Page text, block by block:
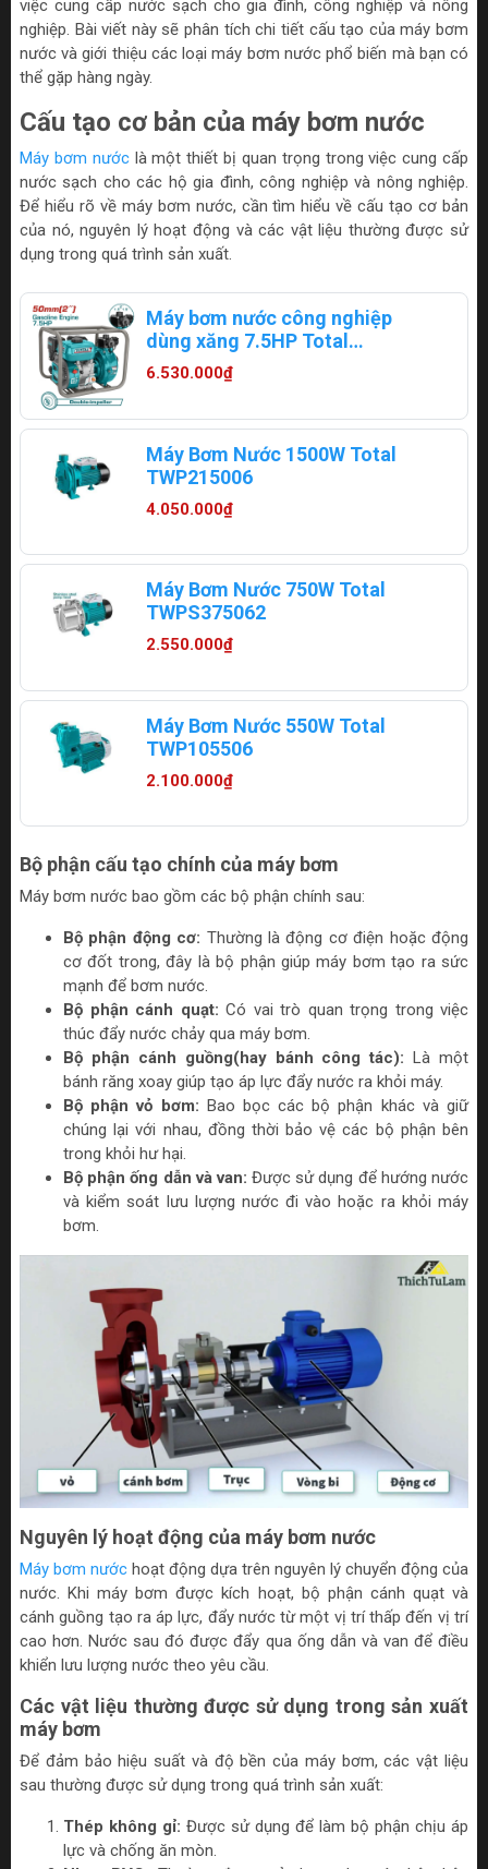
việc cung cấp nước sạch cho gia đình, công nghiệp và nông
nghiệp. Bài viết này sẽ phân tích chi tiết cấu tạo của máy bơm
nước và giới thiệu các loại máy bơm nước phổ biến mà bạn có
thể gặp hàng ngày.
Cấu tạo cơ bản của máy bơm nước
Máy bơm nướclà một thiết bị quan trọng trong việc cung cấp
nước sạch cho các hộ gia đình, công nghiệp và nông nghiệp.
Để hiểu rõ về máy bơm nước, cần tìm hiểu về cấu tạo cơ bản
của nó, nguyên lý hoạt động và các vật liệu thường được sử
dụng trong quá trình sản xuất.
Máy bơm nước công nghiệp
dùng xăng 7.5HP Total
TP3201H
6.530.000₫
Máy Bơm Nước 1500W Total
TWP215006
4.050.000₫
Máy Bơm Nước 750W Total
TWPS375062
2.550.000₫
Máy Bơm Nước 550W Total
TWP105506
2.100.000₫
Bộ phận cấu tạo chính của máy bơm
Máy bơm nước bao gồm các bộ phận chính sau:
Bộ phận động cơ: Thường là động cơ điện hoặc động
cơ đốt trong, đây là bộ phận giúp máy bơm tạo ra sức
mạnh để bơm nước.
Bộ phận cánh quạt: Có vai trò quan trọng trong việc
thúc đẩy nước chảy qua máy bơm.
Bộ phận cánh guồng(hay bánh công tác): Là một
bánh răng xoay giúp tạo áp lực đẩy nước ra khỏi máy.
Bộ phận vỏ bơm: Bao bọc các bộ phận khác và giữ
chúng lại với nhau, đồng thời bảo vệ các bộ phận bên
trong khỏi hư hại.
Bộ phận ống dẫn và van: Được sử dụng để hướng nước
và kiểm soát lưu lượng nước đi vào hoặc ra khỏi máy
bơm.
Nguyên lý hoạt động của máy bơm nước
Máy bơm nước hoạt động dựa trên nguyên lý chuyển động của
nước. Khi máy bơm được kích hoạt, bộ phận cánh quạt và
cánh guồng tạo ra áp lực, đẩy nước từ một vị trí thấp đến vị trí
cao hơn. Nước sau đó được đẩy qua ống dẫn và van để điều
khiển lưu lượng nước theo yêu cầu.
Các vật liệu thường được sử dụng trong sản xuất
máy bơm
Để đảm bảo hiệu suất và độ bền của máy bơm, các vật liệu
sau thường được sử dụng trong quá trình sản xuất:
Thép không gỉ: Được sử dụng để làm bộ phận chịu áp
lực và chống ăn mòn.